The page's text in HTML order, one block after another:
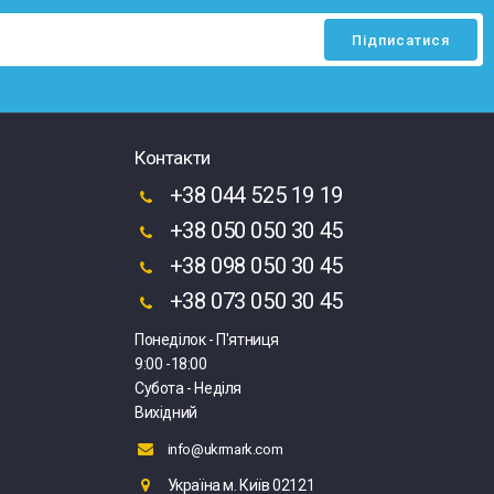
Контакти
+38 044 525 19 19
+38 050 050 30 45
+38 098 050 30 45
+38 073 050 30 45
Понеділок - П'ятниця
9:00 -18:00
Субота - Неділя
Вихідний
info@ukrmark.com
Україна м. Київ 02121